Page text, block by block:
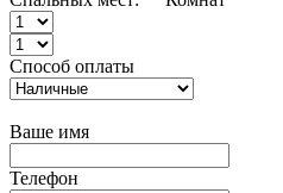
Способ оплаты
Ваше имя
Телефон